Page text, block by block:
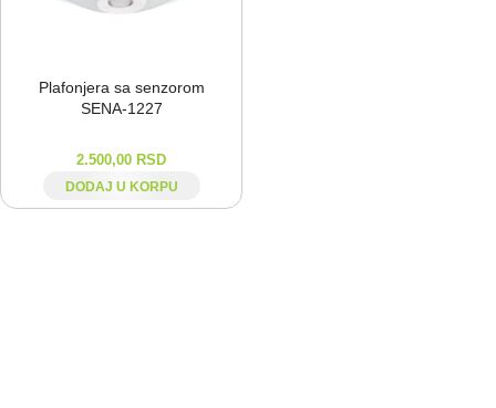
Plafonjera sa senzorom
SENA-⁠1227
2.500,00 RSD
DODAJ U KORPU